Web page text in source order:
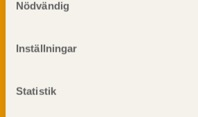
Nödvändig
Inställningar
Statistik
Fakta om Limträ
Fukt
Ljud
Prenumerera på TräGuidens